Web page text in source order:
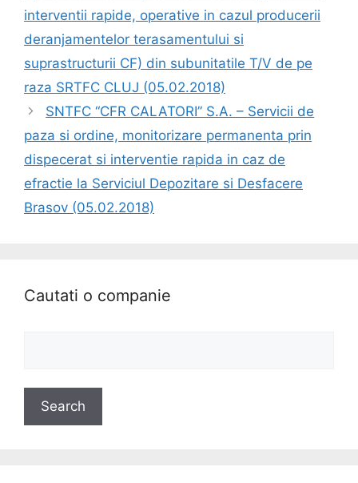
interventii rapide, operative in cazul producerii
deranjamentelor terasamentului si
suprastructurii CF) din subunitatile T/V de pe
raza SRTFC CLUJ (05.02.2018)
SNTFC “CFR CALATORI” S.A. – Servicii de
paza si ordine, monitorizare permanenta prin
dispecerat si interventie rapida in caz de
efractie la Serviciul Depozitare si Desfacere
Brasov (05.02.2018)
Cautati o companie